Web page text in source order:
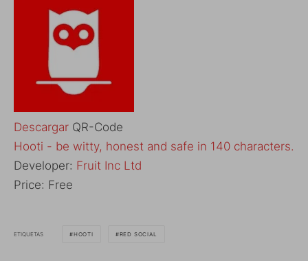
Descargar QR-Code
Hooti - be witty, honest and safe in 140 characters.
Developer: Fruit Inc Ltd
Price: Free
ETIQUETAS HOOTI RED SOCIAL